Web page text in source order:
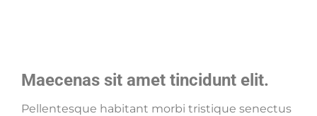
Maecenas sit amet tincidunt elit.
Pellentesque habitant morbi tristique senectus